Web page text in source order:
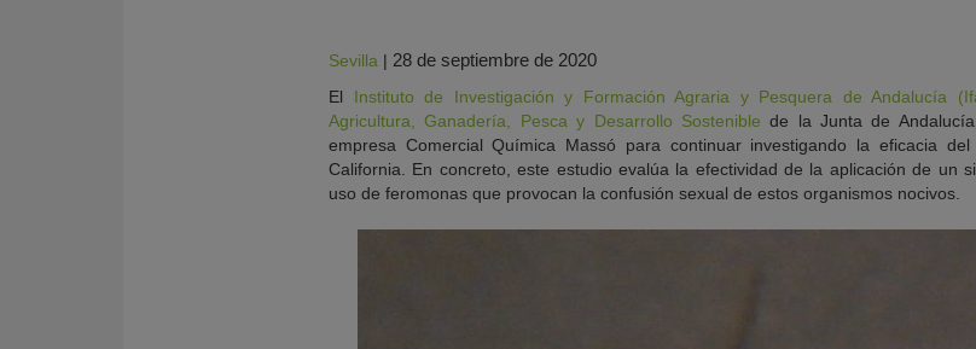
Sevilla | 28 de septiembre de 2020
El Instituto de Investigación y Formación Agraria y Pesquera de Andalucía
Agricultura, Ganadería, Pesca y Desarrollo Sosteniblede la Junta de
empresa Comercial Química Massó para continuar investigando la eficacia
California. En concreto, este estudio evalúa la efectividad de la aplicación de un
uso de feromonas que provocan la confusión sexual de estos organismos nocivos.